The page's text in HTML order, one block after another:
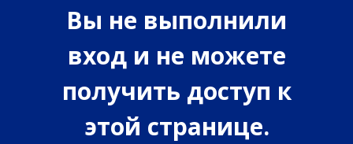
Вы не выполнили
вход и не можете
получить доступ к
этой странице.